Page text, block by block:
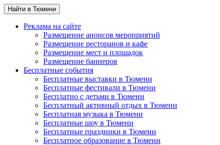
Найти в Тюмени
Реклама на сайте
Размещение анонсов мероприятий
Размещение ресторанов и кафе
Размещение мест и площадок
Размещение баннеров
Бесплатные события
Бесплатные выставки в Тюмени
Бесплатные фестивали в Тюмени
Бесплатно с детьми в Тюмени
Бесплатный активный отдых в Тюмени
Бесплатная музыка в Тюмени
Бесплатные шоу в Тюмени
Бесплатные праздники в Тюмени
Бесплатное образование в Тюмени